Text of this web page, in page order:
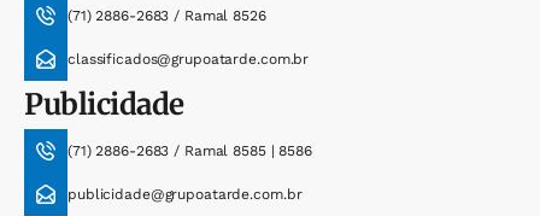
(71) 2886-2683 / Ramal 8526
classificados@grupoatarde.com.br
Publicidade
(71) 2886-2683 / Ramal 8585 | 8586
publicidade@grupoatarde.com.br